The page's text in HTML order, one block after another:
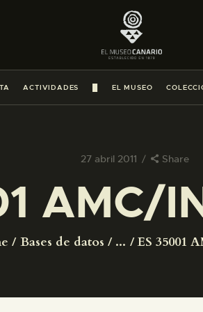
ACTIVIDADES EL MUSEO
27 abril 2011 Share
AMC/
Bases de datos ... ES 35001
LA VISITA